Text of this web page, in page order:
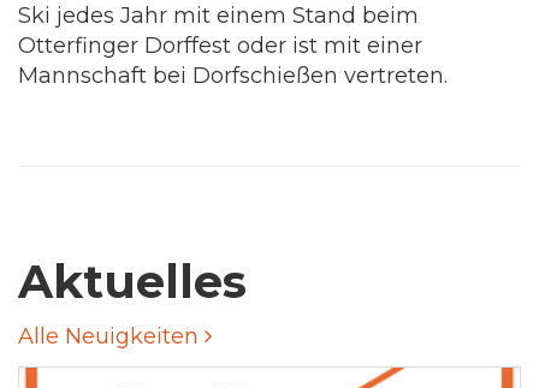
Ski jedes Jahr mit einem Stand beim
Otterfinger Dorffest oder ist mit einer
Mannschaft bei Dorfschießen vertreten.
Aktuelles
Alle Neuigkeiten